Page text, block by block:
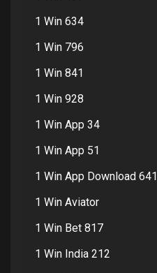
1 Win 634
1 Win 796
1 Win 841
1 Win 928
1 Win App 34
1 Win App 51
1 Win App Download 641
1 Win Aviator
1 Win Bet 817
1 Win India 212